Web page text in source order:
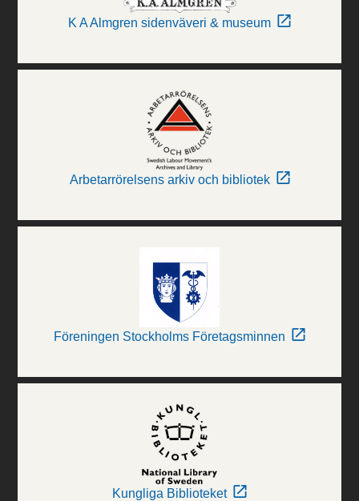
K A Almgren sidenväveri & museum
Arbetarrörelsens arkiv och bibliotek
Föreningen Stockholms Företagsminnen
Kungliga Biblioteket